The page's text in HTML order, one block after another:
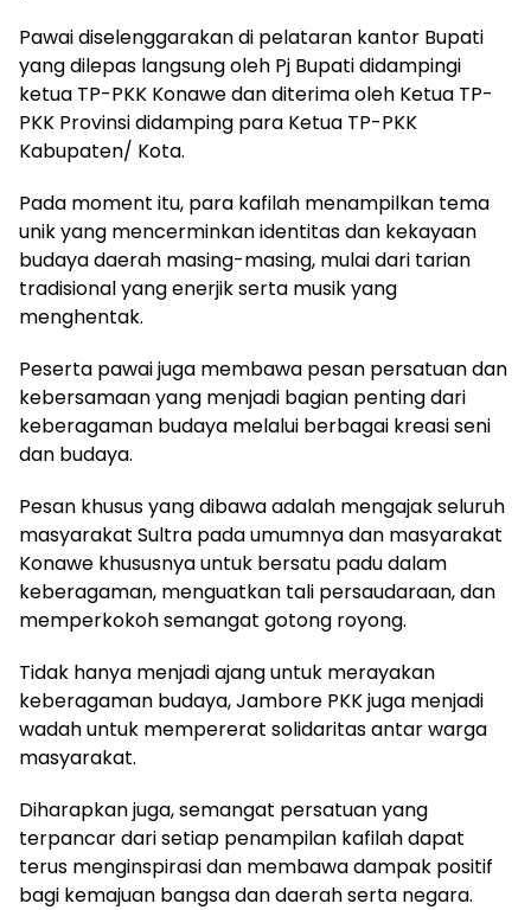
Pawai diselenggarakan di pelataran kantor Bupati
yang dilepas langsung oleh Pj Bupati didampingi
ketua TP-PKK Konawe dan diterima oleh Ketua TP-
PKK Provinsi didamping para Ketua TP-PKK
Kabupaten/ Kota.
Pada moment itu, para kafilah menampilkan tema
unik yang mencerminkan identitas dan kekayaan
budaya daerah masing-masing, mulai dari tarian
tradisional yang enerjik serta musik yang
menghentak.
Peserta pawai juga membawa pesan persatuan dan
kebersamaan yang menjadi bagian penting dari
keberagaman budaya melalui berbagai kreasi seni
dan budaya.
Pesan khusus yang dibawa adalah mengajak seluruh
masyarakat Sultra pada umumnya dan masyarakat
Konawe khususnya untuk bersatu padu dalam
keberagaman, menguatkan tali persaudaraan, dan
memperkokoh semangat gotong royong.
Tidak hanya menjadi ajang untuk merayakan
keberagaman budaya, Jambore PKK juga menjadi
wadah untuk mempererat solidaritas antar warga
masyarakat.
Diharapkan juga, semangat persatuan yang
terpancar dari setiap penampilan kafilah dapat
terus menginspirasi dan membawa dampak positif
bagi kemajuan bangsa dan daerah serta negara.